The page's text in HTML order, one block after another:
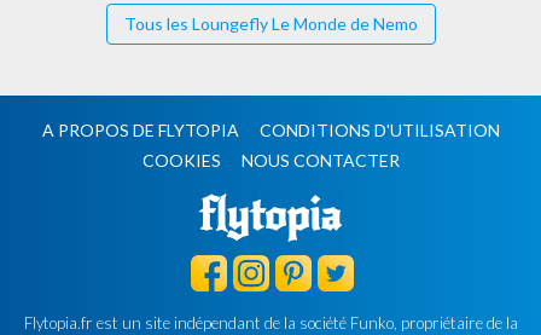
Tous les Loungefly Le Monde de Nemo
A PROPOS DE FLYTOPIA
CONDITIONS D'UTILISATION
COOKIES
NOUS CONTACTER
Flytopia.fr est un site indépendant de la société Funko, propriétaire de la